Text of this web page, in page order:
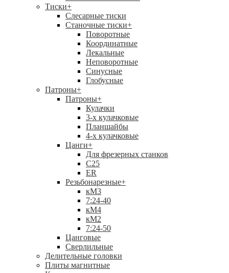
Тиски+
Слесарные тиски
Станочные тиски+
Поворотные
Координатные
Лекальные
Неповоротные
Синусные
Глобусные
Патроны+
Патроны+
Кулачки
3-х кулачковые
Планшайбы
4-х кулачковые
Цанги+
Для фрезерных станков
С25
ER
Резьбонарезные+
кМ3
7:24-40
кМ4
кМ2
7:24-50
Цанговые
Сверлильные
Делительные головки
Плиты магнитные